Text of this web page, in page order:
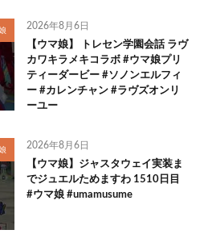
2026年8月6日
【ウマ娘】 トレセン学園会話 ラヴ
カワキラメキコラボ #ウマ娘プリ
ティーダービー #ソノンエルフィ
ー #カレンチャン #ラヴズオンリ
ーユー
2026年8月6日
【ウマ娘】ジャスタウェイ実装ま
でジュエルためますわ 1510日目
#ウマ娘 #umamusume